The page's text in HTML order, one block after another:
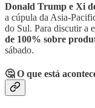
Donald Trump e Xi
a cúpula da
do Sul. Para discutir a
de 100% sobre
sábado.
🤔 O que está